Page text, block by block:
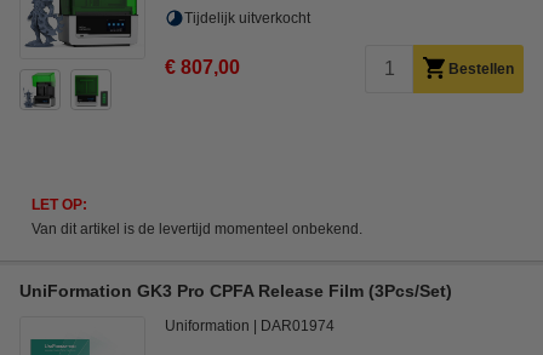
Tijdelijk uitverkocht
€ 807,00 Bestellen
LET OP:
Van dit artikel is de levertijd momenteel onbekend.
UniFormation GK3 Pro CPFA Release Film (3Pcs/Set)
Uniformation DAR01974